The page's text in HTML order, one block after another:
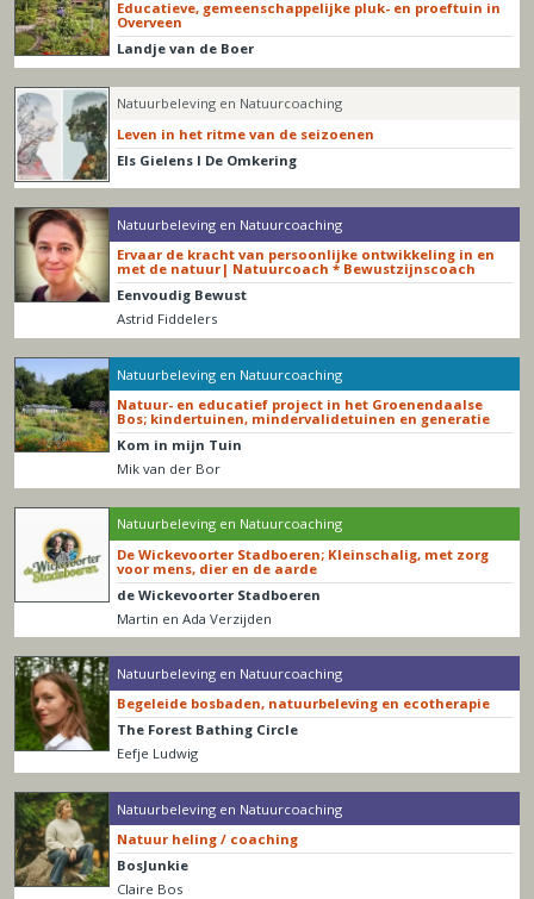
Educatieve, gemeenschappelijke pluk- en proeftuin in
Overveen
Landje van de Boer
Natuurbeleving en Natuurcoaching
Leven in het ritme van de seizoenen
Els Gielens I De Omkering
Natuurbeleving en Natuurcoaching
Ervaar de kracht van persoonlijke ontwikkeling in en
met de natuur| Natuurcoach * Bewustzijnscoach
Eenvoudig Bewust
Astrid Fiddelers
Natuurbeleving en Natuurcoaching
Natuur- en educatief project in het Groenendaalse
Bos; kindertuinen, mindervalidetuinen en generatie
Kom in mijn Tuin
Mik van der Bor
Natuurbeleving en Natuurcoaching
De Wickevoorter Stadboeren; Kleinschalig, met zorg
voor mens, dier en de aarde
de Wickevoorter Stadboeren
Martin en Ada Verzijden
Natuurbeleving en Natuurcoaching
Begeleide bosbaden, natuurbeleving en ecotherapie
The Forest Bathing Circle
Eefje Ludwig
Natuurbeleving en Natuurcoaching
Natuur heling / coaching
BosJunkie
Claire Bos